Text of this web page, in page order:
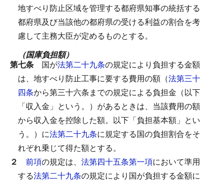
地すべり防止区域を管理する都府県知事の統括する
都府県及び当該他の都府県の受ける利益の割合を考
慮して主務大臣が定めるものとする。
（国庫負担額）
第七条 国が法第二十九条の規定により負担する金額
は、地すべり防止工事に要する費用の額（法第三十
四条から第三十六条までの規定による負担金（以下
「収入金」という。）があるときは、当該費用の額
から収入金を控除した額。以下「負担基本額」とい
う。）に法第二十九条に規定する国の負担割合をそ
れぞれ乗じて得た額とする。
２ 前項の規定は、 法第四十五条第一項において準用
する法第二十九条の規定により国が負担する金額に